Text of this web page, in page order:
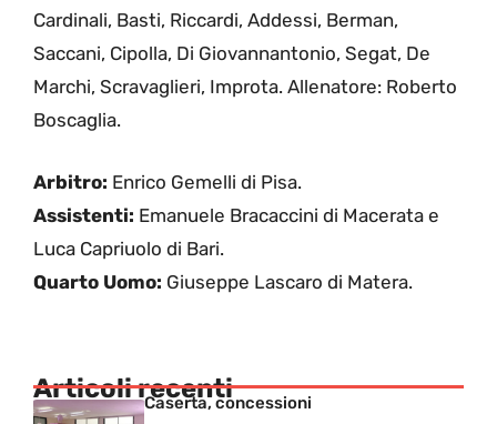
Cardinali, Basti, Riccardi, Addessi, Berman,
Saccani, Cipolla, Di Giovannantonio, Segat, De
Marchi, Scravaglieri, Improta. Allenatore: Roberto
Boscaglia.
Arbitro: Enrico Gemelli di Pisa.
Assistenti: Emanuele Bracaccini di Macerata e
Luca Capriuolo di Bari.
Quarto Uomo: Giuseppe Lascaro di Matera.
Articoli recenti
Caserta, concessioni